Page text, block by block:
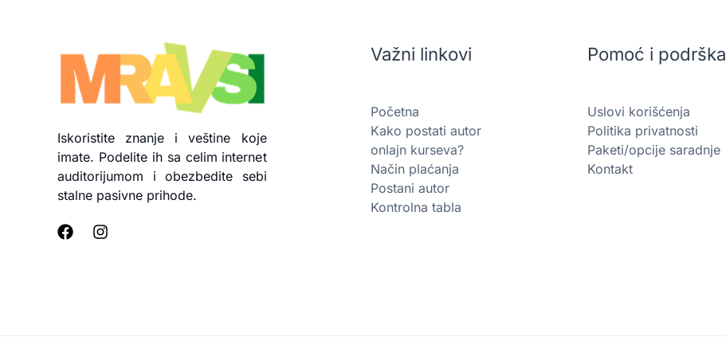
Iskoristite znanje i veštine koje
imate. Podelite ih sa celim internet
auditorijumom i obezbedite sebi
stalne pasivne prihode.
Važni linkovi
Početna
Kako postati autor
onlajn kurseva?
Način plaćanja
Postani autor
Kontrolna tabla
Pomoć i podrška
Uslovi korišćenja
Politika privatnosti
Paketi/opcije saradnje
Kontakt